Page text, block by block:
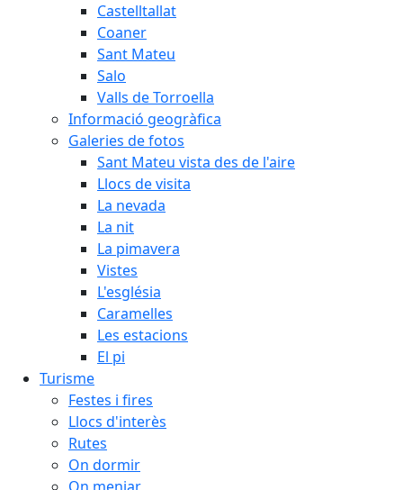
Castelltallat
Coaner
Sant Mateu
Salo
Valls de Torroella
Informació geogràfica
Galeries de fotos
Sant Mateu vista des de l'aire
Llocs de visita
La nevada
La nit
La pimavera
Vistes
L'església
Caramelles
Les estacions
El pi
Turisme
Festes i fires
Llocs d'interès
Rutes
On dormir